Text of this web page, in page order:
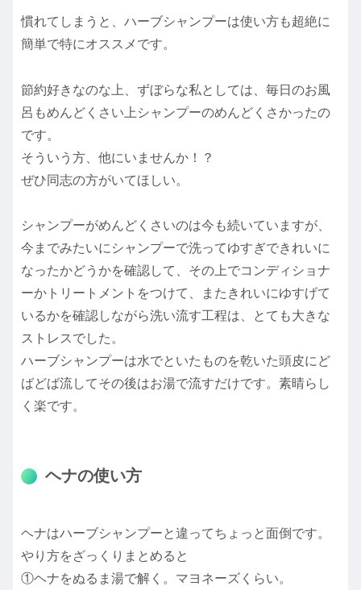
慣れてしまうと、ハーブシャンプーは使い方も超絶に
簡単で特にオススメです。
節約好きなのな上、ずぼらな私としては、毎日のお風
呂もめんどくさい上シャンプーのめんどくさかったの
です。
そういう方、他にいませんか！？
ぜひ同志の方がいてほしい。
シャンプーがめんどくさいのは今も続いていますが、
今までみたいにシャンプーで洗ってゆすぎできれいに
なったかどうかを確認して、その上でコンディショナ
ーかトリートメントをつけて、またきれいにゆすげて
いるかを確認しながら洗い流す工程は、とても大きな
ストレスでした。
ハーブシャンプーは水でといたものを乾いた頭皮にど
ばどば流してその後はお湯で流すだけです。素晴らし
く楽です。
ヘナの使い方
ヘナはハーブシャンプーと違ってちょっと面倒です。
やり方をざっくりまとめると
①ヘナをぬるま湯で解く。マヨネーズくらい。